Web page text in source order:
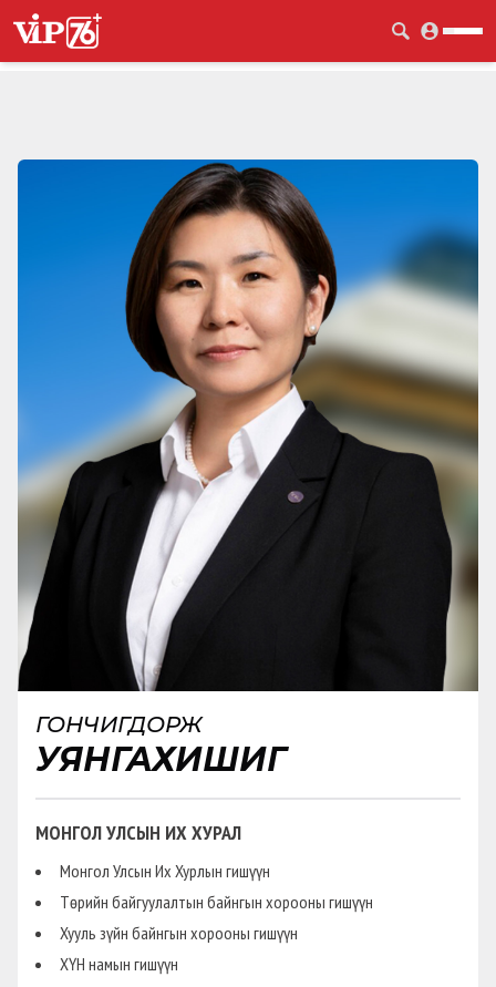
ГОНЧИГДОРЖ
УЯНГАХИШИГ
МОНГОЛ УЛСЫН ИХ ХУРАЛ
Монгол Улсын Их Хурлын гишүүн
Төрийн байгуулалтын байнгын хорооны гишүүн
Хууль зүйн байнгын хорооны гишүүн
ХҮН намын гишүүн